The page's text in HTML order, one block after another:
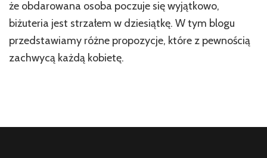
że obdarowana osoba poczuje się wyjątkowo,
biżuteria jest strzałem w dziesiątkę. W tym blogu
przedstawiamy różne propozycje, które z pewnością
zachwycą każdą kobietę.